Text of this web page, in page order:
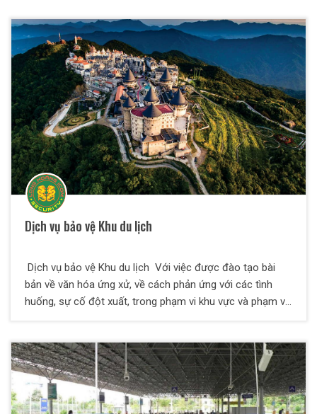
Dịch vụ bảo vệ Khu du lịch
Dịch vụ bảo vệ Khu du lịch Với việc được đào tạo bài
bản về văn hóa ứng xử, về cách phản ứng với các tình
huống, sự cố đột xuất, trong phạm vi khu vực và phạm vi
bảo vệ khác. Các nhân viên của bảo vệ Thiên Long Hoàng
có kinh nghiệm xử lý ùn tắc giao thông, các tình trạng
chen lấn, trộm cắp, móc túi, la hét, say xỉn và phá hoại tài
sản và đuối nước...